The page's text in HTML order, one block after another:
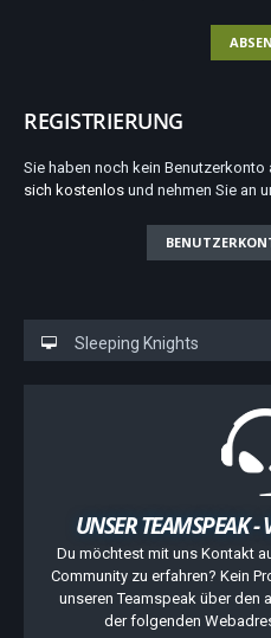
Sleeping Knights
REGISTRIERUNG
Sie haben noch kein Benutzerkonto
sich kostenlos und nehmen Sie an
UNSER TEAMSPEAK -
Du möchtest mit uns Kontakt
Community zu erfahren? Kein
unseren Teamspeak über den
der folgenden